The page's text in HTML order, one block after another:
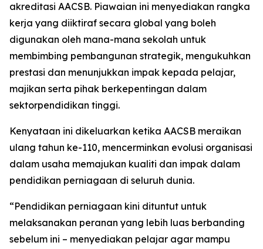
akreditasi AACSB. Piawaian ini menyediakan rangka
kerja yang diiktiraf secara global yang boleh
digunakan oleh mana-mana sekolah untuk
membimbing pembangunan strategik, mengukuhkan
prestasi dan menunjukkan impak kepada pelajar,
majikan serta pihak berkepentingan dalam
sektorpendidikan tinggi.
Kenyataan ini dikeluarkan ketika AACSB meraikan
ulang tahun ke-110, mencerminkan evolusi organisasi
dalam usaha memajukan kualiti dan impak dalam
pendidikan perniagaan di seluruh dunia.
“Pendidikan perniagaan kini dituntut untuk
melaksanakan peranan yang lebih luas berbanding
sebelum ini – menyediakan pelajar agar mampu